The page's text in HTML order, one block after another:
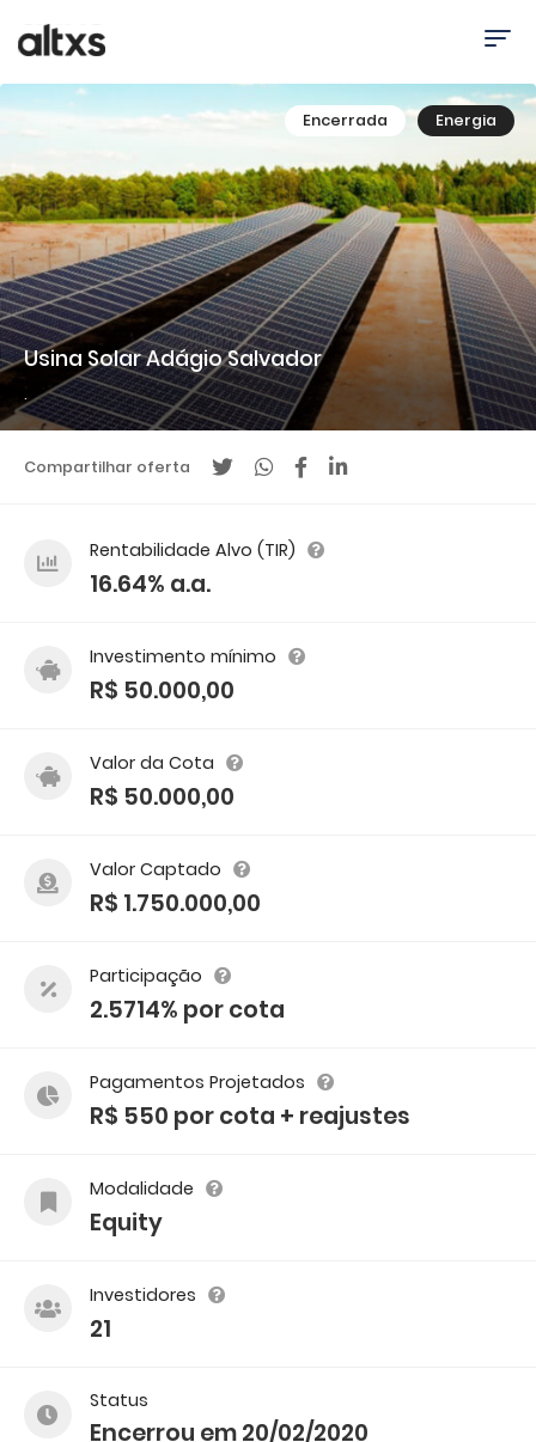
Usina Solar Adágio Salvador
.
Encerrada Energia
Compartilhar oferta
Rentabilidade Alvo (TIR)
16.64% a.a.
Investimento mínimo
R$ 50.000,00
Valor da Cota
R$ 50.000,00
Valor Captado
R$ 1.750.000,00
Participação
2.5714% por cota
Pagamentos Projetados
R$ 550 por cota + reajustes
Modalidade
Equity
Investidores
21
Status
Encerrou em 20/02/2020